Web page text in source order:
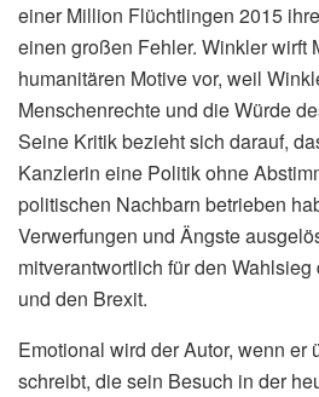
einer Million Flüchtlingen 2015
einen großen Fehler. Winkler wirft
humanitären Motive vor, weil
Menschenrechte und die Würde
Seine Kritik bezieht sich darauf,
Kanzlerin eine Politik ohne
politischen Nachbarn betrieben
Verwerfungen und Ängste
mitverantwortlich für den
und den Brexit.
Emotional wird der Autor, wenn er
schreibt, die sein Besuch in der